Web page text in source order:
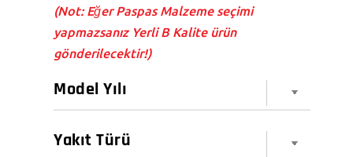
(Not: Eğer Paspas Malzeme seçimi
yapmazsanız Yerli B Kalite ürün
gönderilecektir!)